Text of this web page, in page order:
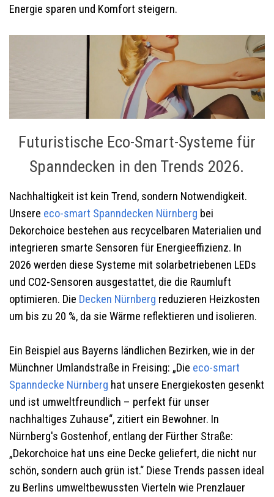
Energie sparen und Komfort steigern.
Futuristische Eco-Smart-Systeme für
Spanndecken in den Trends 2026.
Nachhaltigkeit ist kein Trend, sondern Notwendigkeit.
Unsere eco-smart Spanndecken Nürnberg bei
Dekorchoice bestehen aus recycelbaren Materialien und
integrieren smarte Sensoren für Energieeffizienz. In
2026 werden diese Systeme mit solarbetriebenen LEDs
und CO2-Sensoren ausgestattet, die die Raumluft
optimieren. Die Decken Nürnberg reduzieren Heizkosten
um bis zu 20 %, da sie Wärme reflektieren und isolieren.
Ein Beispiel aus Bayerns ländlichen Bezirken, wie in der
Münchner Umlandstraße in Freising: „Die eco-smart
Spanndecke Nürnberg hat unsere Energiekosten gesenkt
und ist umweltfreundlich – perfekt für unser
nachhaltiges Zuhause“, zitiert ein Bewohner. In
Nürnberg's Gostenhof, entlang der Fürther Straße:
„Dekorchoice hat uns eine Decke geliefert, die nicht nur
schön, sondern auch grün ist.“ Diese Trends passen ideal
zu Berlins umweltbewussten Vierteln wie Prenzlauer